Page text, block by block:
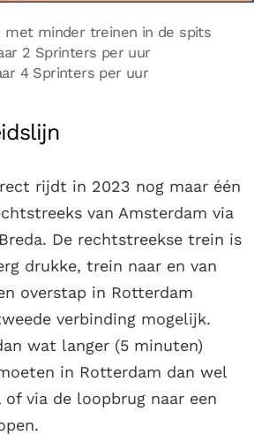
met minder treinen in de spits
2 Sprinters per uur
4 Sprinters per uur
rijdt in 2023 nog maar één
van Amsterdam via
De rechtstreekse trein is
drukke, trein naar en van
overstap in Rotterdam
verbinding mogelijk.
wat langer (5 minuten)
in Rotterdam dan wel
via de loopbrug naar een